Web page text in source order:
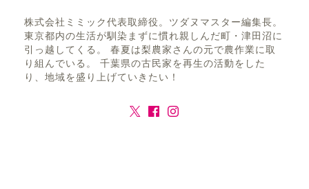
株式会社ミミック代表取締役。ツダヌマスター編集長。
東京都内の生活が馴染まずに慣れ親しんだ町・津田沼に
引っ越してくる。 春夏は梨農家さんの元で農作業に取
り組んでいる。 千葉県の古民家を再生の活動をした
り、地域を盛り上げていきたい！